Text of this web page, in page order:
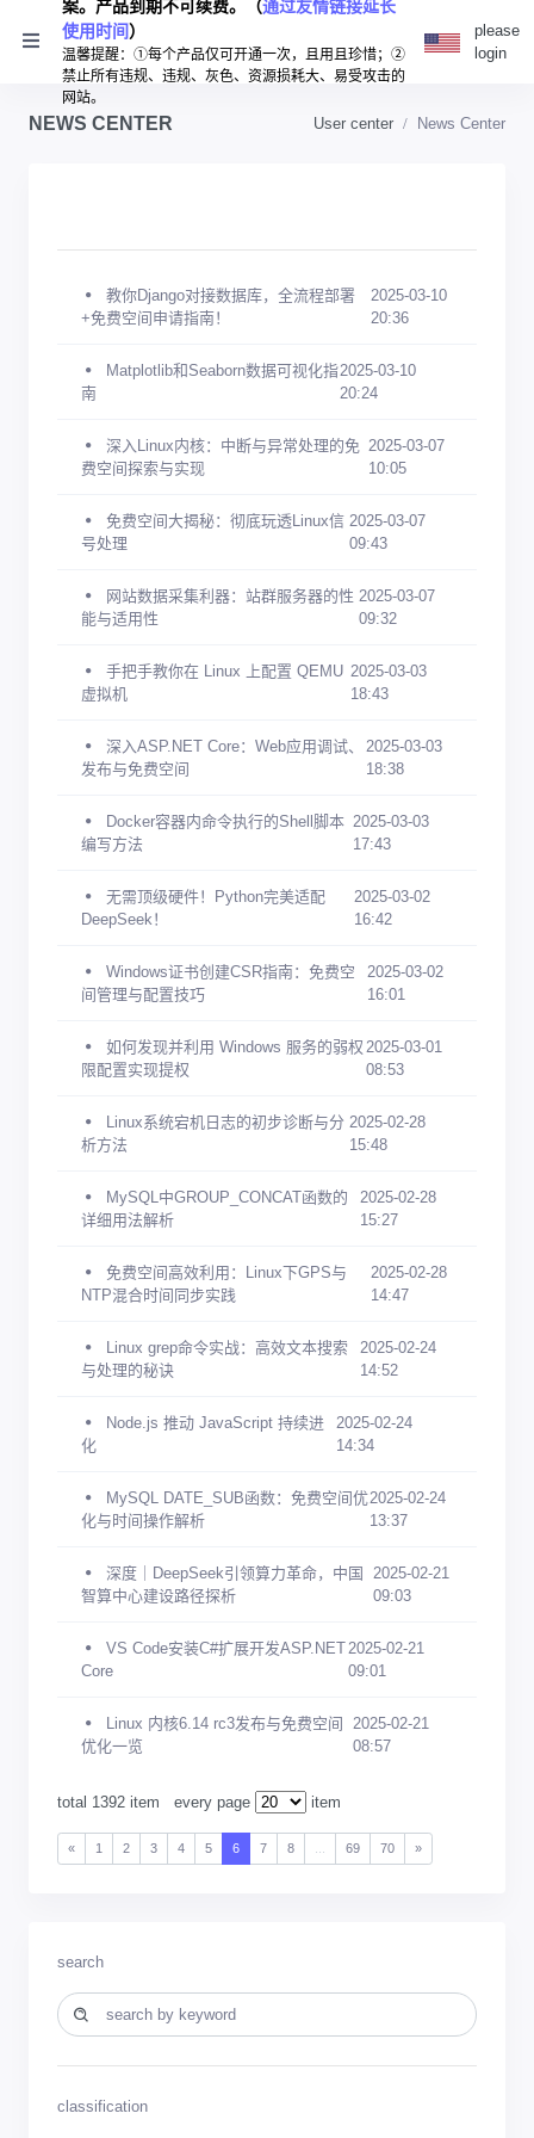
案。产品到期不可续费。（通过友情链接延长
使用时间）
温馨提醒：①每个产品仅可开通一次，且用且珍惜；②
禁止所有违规、违规、灰色、资源损耗大、易受攻击的
网站。
please
login
NEWS CENTER User center News Center
教你Django对接数据库，全流程部署
+免费空间申请指南！
2025-03-10
20:36
Matplotlib和Seaborn数据可视化指
南
2025-03-10
20:24
深入Linux内核：中断与异常处理的免
费空间探索与实现
2025-03-07
10:05
免费空间大揭秘：彻底玩透Linux信
号处理
2025-03-07
09:43
网站数据采集利器：站群服务器的性
能与适用性
2025-03-07
09:32
手把手教你在 Linux 上配置 QEMU
虚拟机
2025-03-03
18:43
深入ASP.NET Core：Web应用调试、
发布与免费空间
2025-03-03
18:38
Docker容器内命令执行的Shell脚本
编写方法
2025-03-03
17:43
无需顶级硬件！Python完美适配
DeepSeek！
2025-03-02
16:42
Windows证书创建CSR指南：免费空
间管理与配置技巧
2025-03-02
16:01
如何发现并利用 Windows 服务的弱权
限配置实现提权
2025-03-01
08:53
Linux系统宕机日志的初步诊断与分
析方法
2025-02-28
15:48
MySQL中GROUP_CONCAT函数的
详细用法解析
2025-02-28
15:27
免费空间高效利用：Linux下GPS与
NTP混合时间同步实践
2025-02-28
14:47
Linux grep命令实战：高效文本搜索
与处理的秘诀
2025-02-24
14:52
Node.js 推动 JavaScript 持续进
化
2025-02-24
14:34
MySQL DATE_SUB函数：免费空间优
化与时间操作解析
2025-02-24
13:37
深度｜DeepSeek引领算力革命，中国
智算中心建设路径探析
2025-02-21
09:03
VS Code安装C#扩展开发ASP.NET
Core
2025-02-21
09:01
Linux 内核6.14 rc3发布与免费空间
优化一览
2025-02-21
08:57
total 1392 item every page item
« 1 2 3 4 5 6 7 8 69 70 »
search
classification